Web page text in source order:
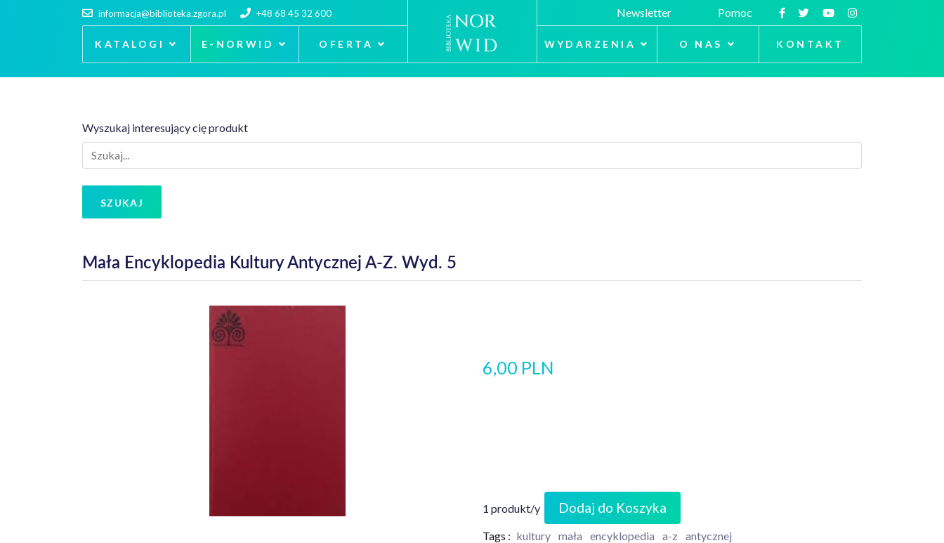
informacja@biblioteka.zgora.pl +48 68 45 32 600
KATALOGI E-NORWID OFERTA
Newsletter Pomoc
WYDARZENIA O NAS KONTAKT
Wyszukaj interesujący cię produkt
SZUKAJ
Mała Encyklopedia Kultury Antycznej A-Z. Wyd. 5
6,00 PLN
1 produkt/y Dodaj do Koszyka
Tags : kultury mała encyklopedia a-z antycznej